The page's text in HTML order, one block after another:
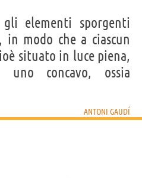
gli elementi sporgenti
modo che a ciascun
situato in luce piena,
uno concavo, ossia
ANTONI GAUDÍ